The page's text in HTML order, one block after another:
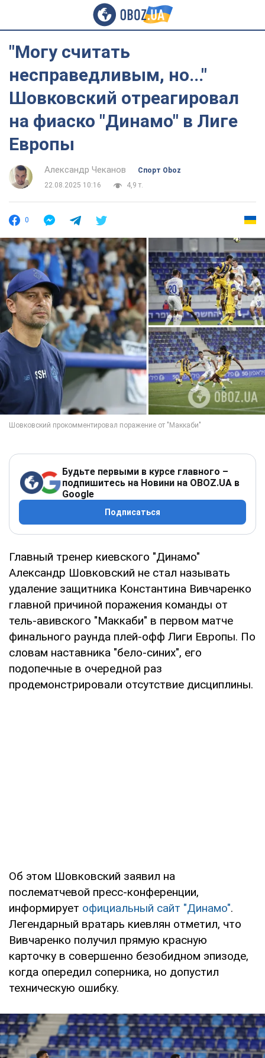
"Могу считать
несправедливым, но..."
Шовковский отреагировал
на фиаско "Динамо" в Лиге
Европы
Александр Чеканов
Спорт Oboz
22.08.2025 10:16
4,9 т.
0
Будьте первыми в курсе главного –
подпишитесь на Новини на OBOZ.UA в
Google
Подписаться
Главный тренер киевского "Динамо"
Александр Шовковский не стал называть
удаление защитника Константина Вивчаренко
главной причиной поражения команды от
тель-авивского "Маккаби" в первом матче
финального раунда плей-офф Лиги Европы. По
словам наставника "бело-синих", его
подопечные в очередной раз
продемонстрировали отсутствие дисциплины.
Об этом Шовковский заявил на
послематчевой пресс-конференции,
информирует официальный сайт "Динамо".
Легендарный вратарь киевлян отметил, что
Вивчаренко получил прямую красную
карточку в совершенно безобидном эпизоде,
когда опередил соперника, но допустил
техническую ошибку.